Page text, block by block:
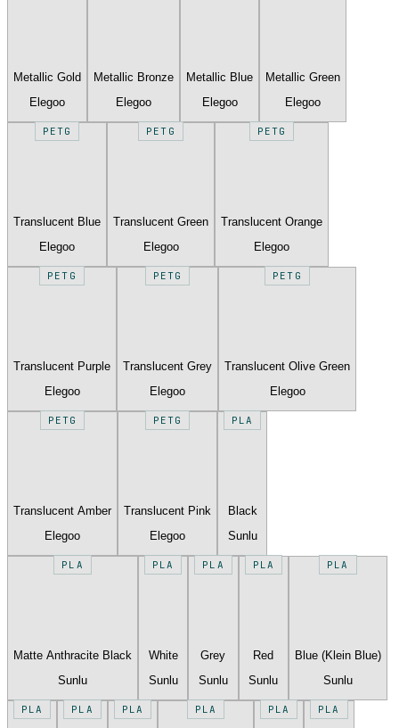
Metallic Gold
Elegoo
Metallic Bronze
Elegoo
Metallic Blue
Elegoo
Metallic Green
Elegoo
PETG
Translucent Blue
Elegoo
PETG
Translucent Green
Elegoo
PETG
Translucent Orange
Elegoo
PETG
Translucent Purple
Elegoo
PETG
Translucent Grey
Elegoo
PETG
Translucent Olive Green
Elegoo
PETG
Translucent Amber
Elegoo
PETG
Translucent Pink
Elegoo
PLA
Black
Sunlu
PLA
Matte Anthracite Black
Sunlu
PLA
White
Sunlu
PLA
Grey
Sunlu
PLA
Red
Sunlu
PLA
Blue (Klein Blue)
Sunlu
PLA PLA PLA PLA PLA PLA